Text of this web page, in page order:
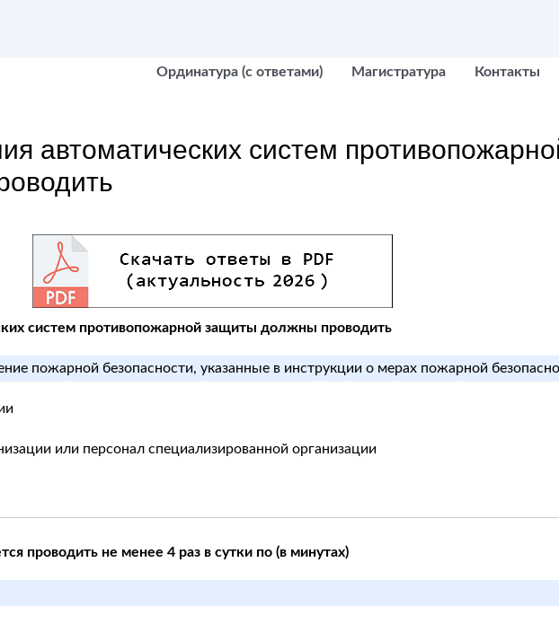
Ординатура (с ответами) Магистратура Контакты
автоматических систем
систем противопожарной защиты должны проводить
пожарной безопасности, указанные в инструкции о мерах пожарной
или персонал специализированной организации
проводить не менее 4 раз в сутки по (в минутах)